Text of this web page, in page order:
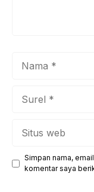
Simpan nama,
komentar saya